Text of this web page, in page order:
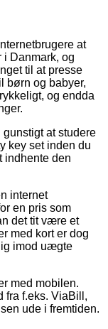
at
i Danmark, og
til at presse
børn og babyer,
og endda
at studere
key set inden du
indhente den
internet
en pris som
det tit være et
med kort er dog
imod uægte
med mobilen.
fra f.eks. ViaBill,
ude i fremtiden.